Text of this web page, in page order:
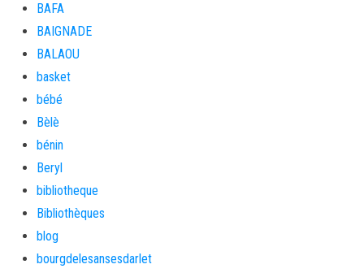
BAFA
BAIGNADE
BALAOU
basket
bébé
Bèlè
bénin
Beryl
bibliotheque
Bibliothèques
blog
bourgdelesansesdarlet